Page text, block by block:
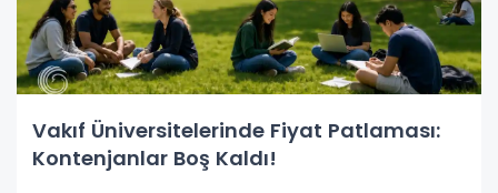
Vakıf Üniversitelerinde Fiyat Patlaması:
Kontenjanlar Boş Kaldı!